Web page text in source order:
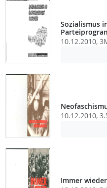
Sozialismus
10.12.2010,
10.12.2010,
Immer